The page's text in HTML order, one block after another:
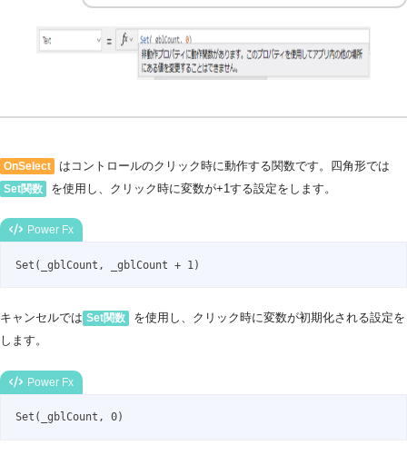
OnSelect はコントロールのクリック時に動作する関数です。四角形では
Set関数 を使用し、クリック時に変数が+1する設定をします。
Power Fx
Set(_gblCount, _gblCount + 1)
キャンセルでは Set関数
を使用し、クリック時に変数が初期化される設定を
します。
Power Fx
Set(_gblCount, 0)